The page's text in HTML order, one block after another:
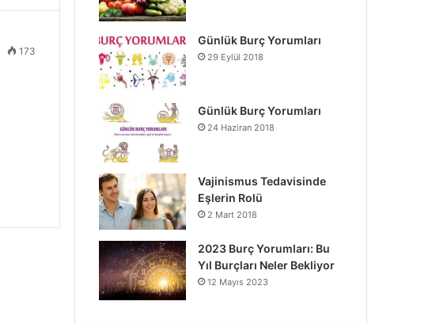
173
Günlük Burç Yorumları
29 Eylül 2018
Günlük Burç Yorumları
24 Haziran 2018
Vajinismus Tedavisinde
Eşlerin Rolü
2 Mart 2018
2023 Burç Yorumları: Bu
Yıl Burçları Neler Bekliyor
12 Mayıs 2023